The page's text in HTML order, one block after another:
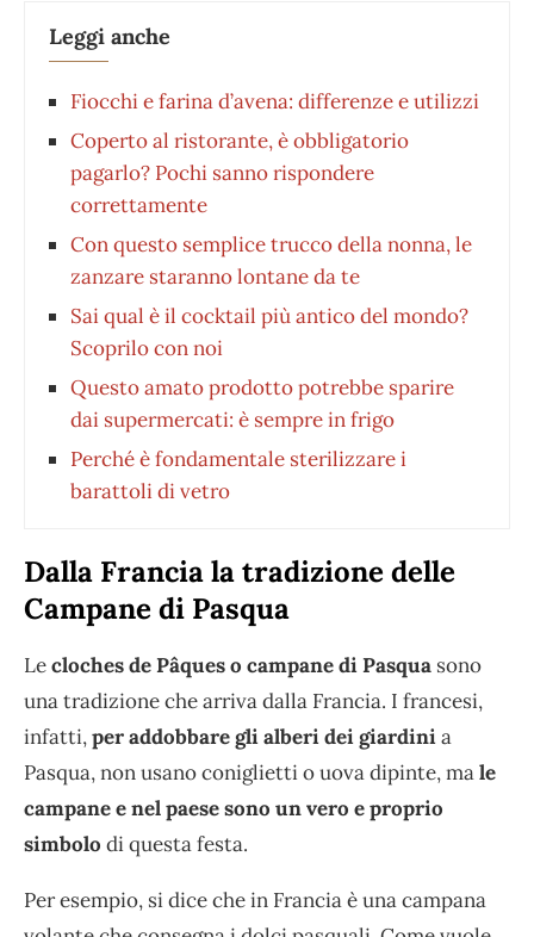
Leggi anche
Fiocchi e farina d’avena: differenze e utilizzi
Coperto al ristorante, è obbligatorio
pagarlo? Pochi sanno rispondere
correttamente
Con questo semplice trucco della nonna, le
zanzare staranno lontane da te
Sai qual è il cocktail più antico del mondo?
Scoprilo con noi
Questo amato prodotto potrebbe sparire
dai supermercati: è sempre in frigo
Perché è fondamentale sterilizzare i
barattoli di vetro
Dalla Francia la tradizione delle
Campane di Pasqua
Lecloches de Pâques o campane di Pasqua sono
una tradizione che arriva dalla Francia. I francesi,
infatti,per addobbare gli alberi dei giardinia
Pasqua, non usano coniglietti o uova dipinte, male
campane e nel paese sono un vero e proprio
simbolo di questa festa.
Per esempio, si dice che in Francia è una campana